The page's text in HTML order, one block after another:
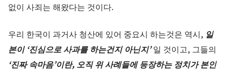
없이 사죄는 해왔다는 것이다.
우리 한국이 과거사 청산에 있어 중요시 하는것은 역시, 일
본이 ‘진심으로 사과를 하는건지 아닌지’일 것이고, 그들의
‘진짜 속마음’이란, 오직 위 사례들에 등장하는 정치가 본인